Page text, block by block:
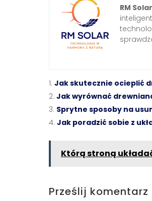
RM Solar
Jak skutecznie ocieplić
Jak wyrównać
Sprytne sposoby na
Jak poradzić sobie z
Którą stroną
Prześlij komentarz